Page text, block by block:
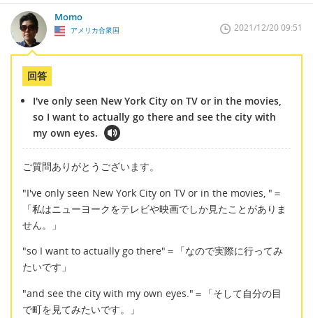
Momo
アメリカ合衆国 2021/12/20 09:51
回答
I've only seen New York City on TV or in the movies,
so I want to actually go there and see the city with
my own eyes.
ご質問ありがとうございます。
"I've only seen New York City on TV or in the movies, "＝
「私はニューヨークをテレビや映画でしか見たことがありま
せん。」
"so I want to actually go there"＝「なので実際に行ってみ
たいです」
"and see the city with my own eyes."＝「そして自分の目
で町を見てみたいです。」